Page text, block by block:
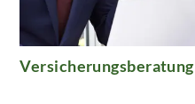
Versicherungsberatung